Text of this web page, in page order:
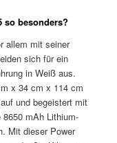
so besonders?
allem mit seiner
sich für ein
in Weiß aus.
x 34 cm x 114 cm
und begeistert mit
mAh Lithium-
Mit dieser Power